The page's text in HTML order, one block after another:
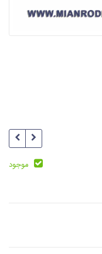
موجود